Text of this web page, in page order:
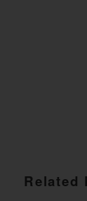
Related